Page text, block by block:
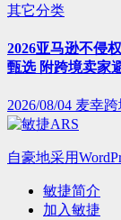
其它分类
2026亚马逊不侵
甄选 附跨境卖家
2026/08/04 麦幸
自豪地采用
敏捷简介
加入敏捷